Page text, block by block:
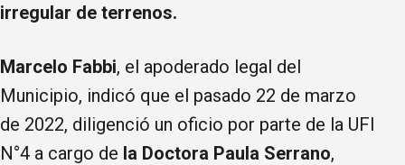
irregular de terrenos.
Marcelo Fabbi, el apoderado legal del
Municipio, indicó que el pasado 22 de marzo
de 2022, diligenció un oficio por parte de la UFI
N°4 a cargo de la Doctora Paula Serrano,